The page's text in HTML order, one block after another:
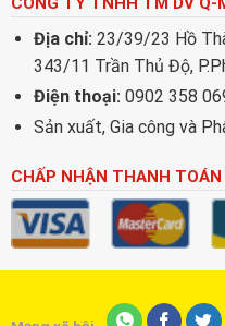
Địa chỉ: 23/39/23 Hồ
343/11 Trần Thủ Độ,
Điện thoại: 0902 358
Sản xuất, Gia công và
CHẤP NHẬN THANH TOÁN